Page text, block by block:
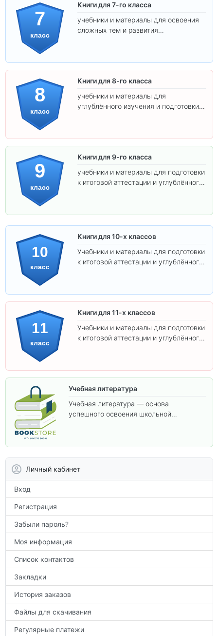
7
класс
Книги для 7-го класса
учебники и материалы для освоения
сложных тем и развития
8
класс
Книги для 8-го класса
учебники и материалы для
углублённого изучения и подготовки к
9
класс
Книги для 9-го класса
учебники и материалы для подготовки
к итоговой аттестации и углублённого
10
класс
Книги для 10-х классов
Учебники и материалы для подготовки
к итоговой аттестации и углублённого
11
класс
Книги для 11-х классов
Учебники и материалы для подготовки
к итоговой аттестации и углублённого
Учебная литература
Учебная литература — основа
успешного освоения школьной
Личный кабинет
Вход
Регистрация
Забыли пароль?
Моя информация
Список контактов
Закладки
История заказов
Файлы для скачивания
Регулярные платежи